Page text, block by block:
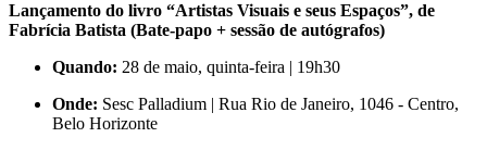
Lançamento do livro “Artistas Visuais e seus Espaços”, de
Fabrícia Batista (Bate-papo + sessão de autógrafos)
Quando: 28 de maio, quinta-feira | 19h30
Onde: Sesc Palladium | Rua Rio de Janeiro, 1046 - Centro,
Belo Horizonte